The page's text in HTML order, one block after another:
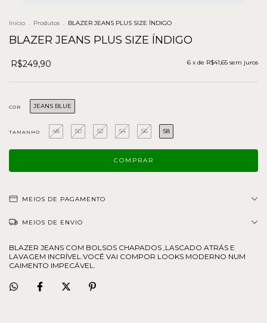
Início . Produtos . BLAZER JEANS PLUS SIZE ÍNDIGO
BLAZER JEANS PLUS SIZE ÍNDIGO
R$249,90 6 x de R$41,65 sem juros
COR JEANS BLUE
TAMANHO 48 50 52 54 56 58
MEIOS DE PAGAMENTO
MEIOS DE ENVIO
BLAZER JEANS COM BOLSOS CHAPADOS ,LASCADO ATRÁS E
LAVAGEM INCRÍVEL.VOCÊ VAI COMPOR LOOKS MODERNO NUM
CAIMENTO IMPECÁVEL.